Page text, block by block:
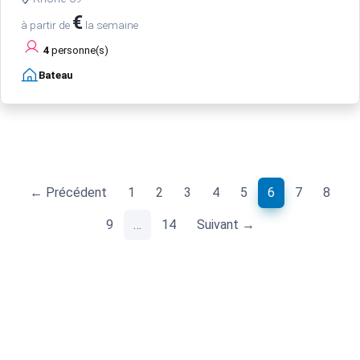
à partir de € la semaine
4 personne(s)
Bateau
← Précédent 1 2 3 4 5 6 (current)
7 8
9 … 14 Suivant →